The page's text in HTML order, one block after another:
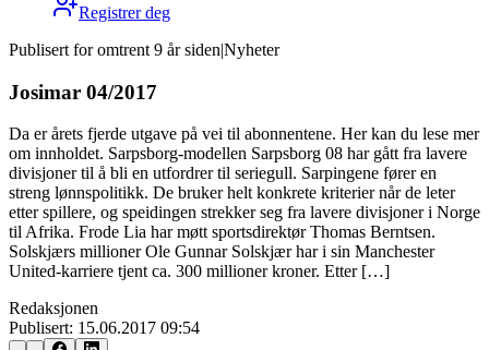
Registrer deg
Publisert for omtrent 9 år siden|Nyheter
Josimar 04/2017
Da er årets fjerde utgave på vei til abonnentene. Her kan du lese mer
om innholdet. Sarpsborg-modellen Sarpsborg 08 har gått fra lavere
divisjoner til å bli en utfordrer til seriegull. Sarpingene fører en
streng lønnspolitikk. De bruker helt konkrete kriterier når de leter
etter spillere, og speidingen strekker seg fra lavere divisjoner i Norge
til Afrika. Frode Lia har møtt sportsdirektør Thomas Berntsen.
Solskjærs millioner Ole Gunnar Solskjær har i sin Manchester
United-karriere tjent ca. 300 millioner kroner. Etter […]
Redaksjonen
Publisert: 15.06.2017 09:54